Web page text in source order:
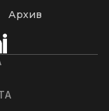
Архив